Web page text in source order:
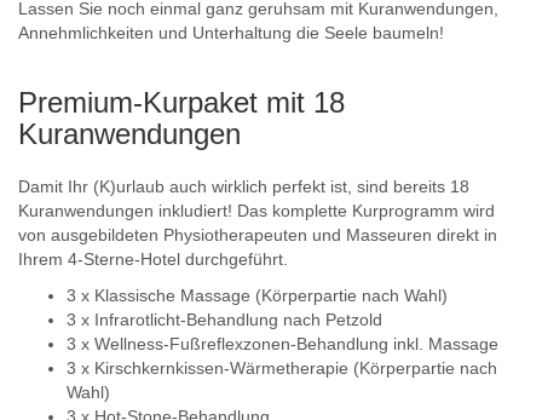
Lassen Sie noch einmal ganz geruhsam mit Kuranwendungen,
Annehmlichkeiten und Unterhaltung die Seele baumeln!
Premium-Kurpaket mit 18
Kuranwendungen
Damit Ihr (K)urlaub auch wirklich perfekt ist, sind bereits 18
Kuranwendungen inkludiert! Das komplette Kurprogramm wird
von ausgebildeten Physiotherapeuten und Masseuren direkt in
Ihrem 4-Sterne-Hotel durchgeführt.
3 x Klassische Massage (Körperpartie nach Wahl)
3 x Infrarotlicht-Behandlung nach Petzold
3 x Wellness-Fußreflexzonen-Behandlung inkl. Massage
3 x Kirschkernkissen-Wärmetherapie (Körperpartie nach
Wahl)
3 x Hot-Stone-Behandlung